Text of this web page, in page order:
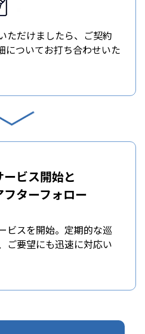
ただけましたら、ご契約
についてお打ち合わせいた
ービス開始と
フターフォロー
ビスを開始。定期的な巡
ご要望にも迅速に対応い